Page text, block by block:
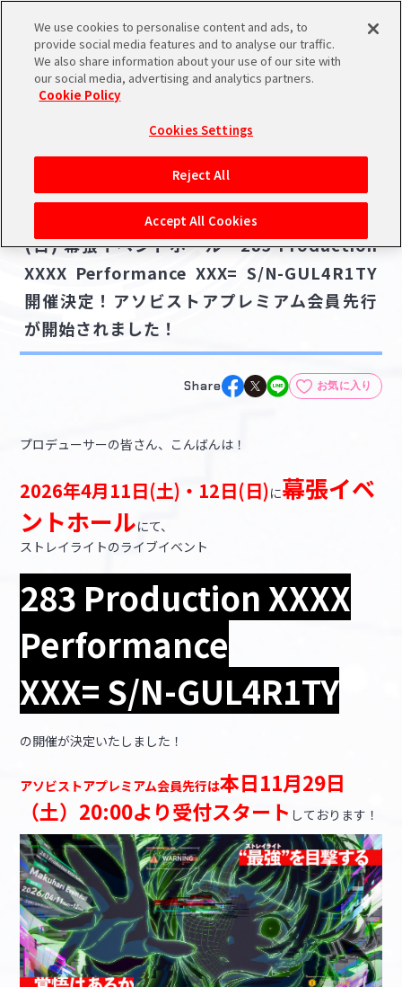
スケジュール 検索
バンダイナムコIDで
アイドルマスター ポータルへの登録について
シリアルコード・
あいことば
活動履歴
閲覧履歴・購入履歴 Pレポ
チェックイン
メモ
マイデスク設定変更 バンダイナムコID Link設定
ニュース
ライブ・イベント グッズ
2025.11.29
【283_XXX】2026年4月11日(土)・12日
(日) 幕張イベントホール 283 Production
XXXX Performance XXX= S/N-GUL4R1TY
開催決定！アソビストアプレミアム会員先行
が開始されました！
Share お気に入り
プロデューサーの皆さん、こんばんは！
2026年4月11日(土)・12日(日)に幕張イベ
ントホールにて、
ストレイライトのライブイベント
283 Production XXXX
Performance
XXX= S/N-GUL4R1TY
の開催が決定いたしました！
アソビストアプレミアム会員先行は本日11月29日
（土）20:00より受付スタート しております！
We use cookies to personalise content and ads, to
provide social media features and to analyse our traffic.
We also share information about your use of our site with
our social media, advertising and analytics partners.
Cookie Policy
Cookies Settings
Reject All
Accept All Cookies